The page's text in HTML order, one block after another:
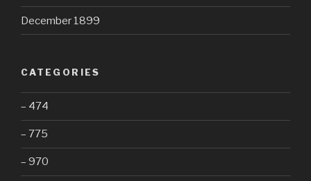
December 1899
CATEGORIES
– 474
– 775
– 970